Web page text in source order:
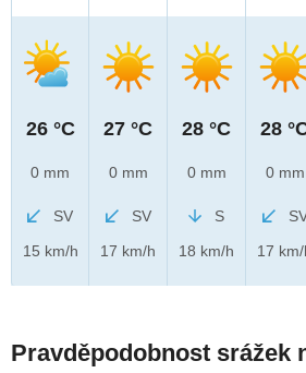
26 °C
0 mm
SV
15 km/h
27 °C
0 mm
SV
17 km/h
28 °C
0 mm
S
18 km/h
28
0 mm
17 km/
Pravděpodobnost srážek